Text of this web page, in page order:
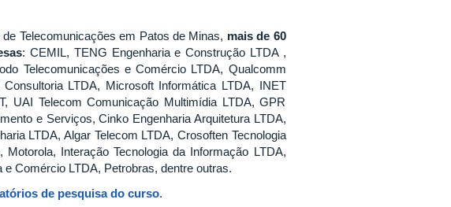
Telecomunicações em Patos de Minas, mais de 60
: CEMIL, TENG Engenharia e Construção LTDA ,
Telecomunicações e Comércio LTDA, Qualcomm
LTDA, Microsoft Informática LTDA, INET
UAI Telecom Comunicação Multimídia LTDA, GPR
e Serviços, Cinko Engenharia Arquitetura LTDA,
LTDA, Algar Telecom LTDA, Crosoften Tecnologia
Interação Tecnologia da Informação LTDA,
Comércio LTDA, Petrobras, dentre outras.
de pesquisa do curso.